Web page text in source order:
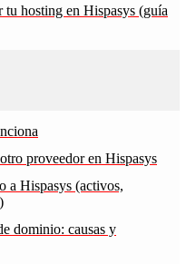
tu hosting en Hispasys (guía
proveedor en Hispasys
a Hispasys (activos,
dominio: causas y